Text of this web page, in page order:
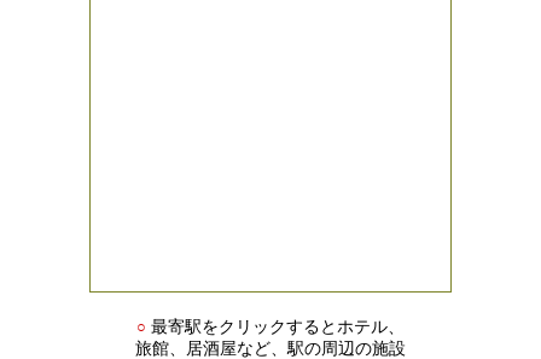
○ 最寄駅をクリックするとホテル、
旅館、居酒屋など、駅の周辺の施設